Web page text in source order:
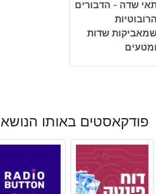
שדה - הדבורים
שדות
פודקאסטים באותו הנושא